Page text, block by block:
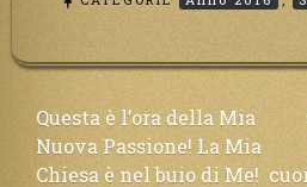
Navigazione
articoli
Questa è l’ora della Mia
Nuova Passione! La Mia
Chiesa è nel buio di Me!